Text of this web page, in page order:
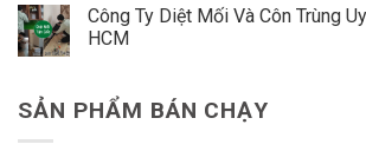
Công Ty Diệt Mối Và Côn Trùng
HCM
SẢN PHẨM BÁN CHẠY